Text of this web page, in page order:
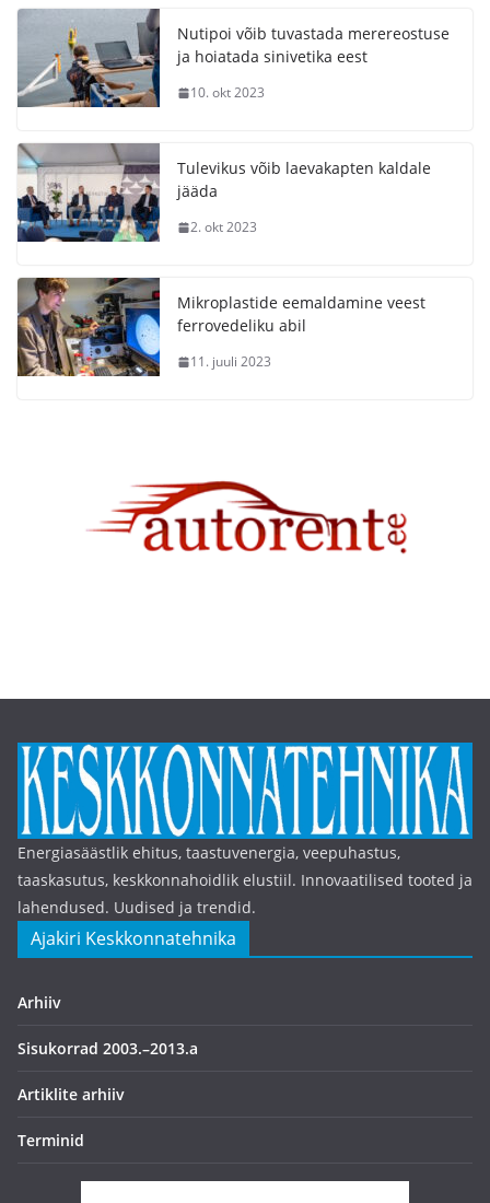
Nutipoi võib tuvastada merereostuse
ja hoiatada sinivetika eest
10. okt 2023
Tulevikus võib laevakapten kaldale
jääda
2. okt 2023
Mikroplastide eemaldamine veest
ferrovedeliku abil
11. juuli 2023
Energiasäästlik ehitus, taastuvenergia, veepuhastus,
taaskasutus, keskkonnahoidlik elustiil. Innovaatilised tooted ja
lahendused. Uudised ja trendid.
Ajakiri Keskkonnatehnika
Arhiiv
Sisukorrad 2003.–2013.a
Artiklite arhiiv
Terminid